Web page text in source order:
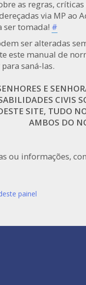
as regras,
via MP
ser tomada! #
ser alteradas
este manual de
saná-las.
E
CIVIS
SITE, TUDO
AMBOS DO
ou informações,
painel